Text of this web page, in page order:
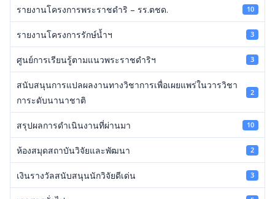
รายงานโครงการพระราชดำริ – รร.ตชด. 10
รายงานโครงการรักษ์น้ำฯ 3
ศูนย์การเรียนรู้ตามแนวพระราชดำริฯ 3
สนับสนุนการแปลผลงานทางวิชาการเพื่อเผยแพร่ในวารวิชา
การะดับนานาชาติ
2
สรุปผลการดำเนินงานที่ผ่านมา 10
ห้องสมุดสถาบันวิจัยและพัฒนา 2
เงินรางวัลสนับสนุนนักวิจัยดีเด่น 3